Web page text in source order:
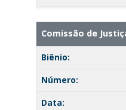
Comissão de
Biênio:
Número:
Data: